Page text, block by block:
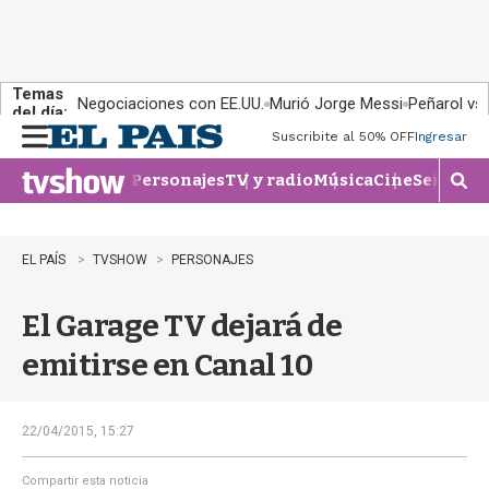
Temas
del día: Negociaciones con EE.UU. Murió Jorge Messi Peñarol
n
u
Suscribite al 50% OFFIngresar
PersonajesTV y radioMúsicaCineSeries
M
o
e
EL PAÍS TVSHOW PERSONAJES
El Garage TV dejará de
emitirse en Canal 10
22/04/2015, 15:27
Compartir esta noticia